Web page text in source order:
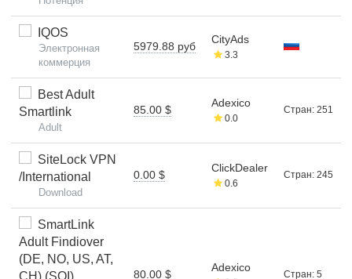
IQOS
Электронная
коммерция
5979.88 руб
CityAds
3.3
Best Adult
Smartlink
Adult
85.00 $
Adexico
0.0
Стран: 251
SiteLock VPN
/International
Download
0.00 $
ClickDealer
0.6
Стран: 245
SmartLink
Adult Findiover
(DE, NO, US, AT,
CH) (SOI)
80.00 $
Adexico
Стран: 5